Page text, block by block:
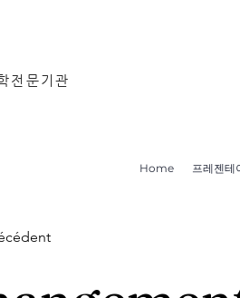
전문기관
Home 프레젠테